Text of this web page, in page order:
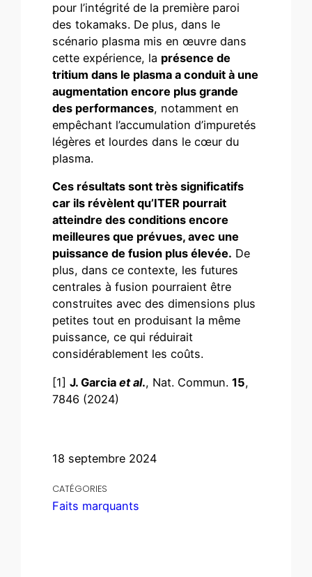
18 septembre 2024
CATÉGORIES
Faits marquants
pour l’intégrité de la première paroi
des tokamaks. De plus, dans le
scénario plasma mis en œuvre dans
cette expérience, la présence de
tritium dans le plasma a conduit à une
augmentation encore plus grande
des performances, notamment en
empêchant l’accumulation d’impuretés
légères et lourdes dans le cœur du
plasma.
Ces résultats sont très significatifs
car ils révèlent qu’ITER pourrait
atteindre des conditions encore
meilleures que prévues, avec une
puissance de fusion plus élevée. De
plus, dans ce contexte, les futures
centrales à fusion pourraient être
construites avec des dimensions plus
petites tout en produisant la même
puissance, ce qui réduirait
considérablement les coûts.
[1]J. Garciaet al., Nat. Commun.15,
7846 (2024)